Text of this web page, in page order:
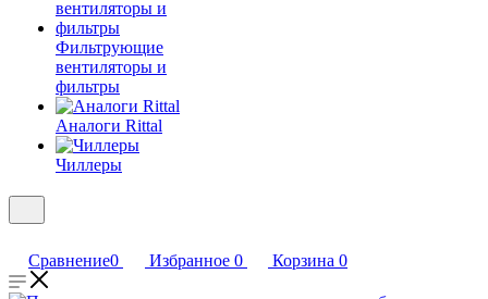
Фильтрующие
вентиляторы и
фильтры
Аналоги Rittal
Чиллеры
Сравнение0 Избранное 0 Корзина 0